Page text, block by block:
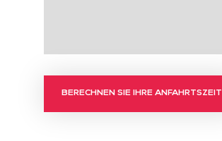
BERECHNEN SIE IHRE ANFAHRTSZEIT